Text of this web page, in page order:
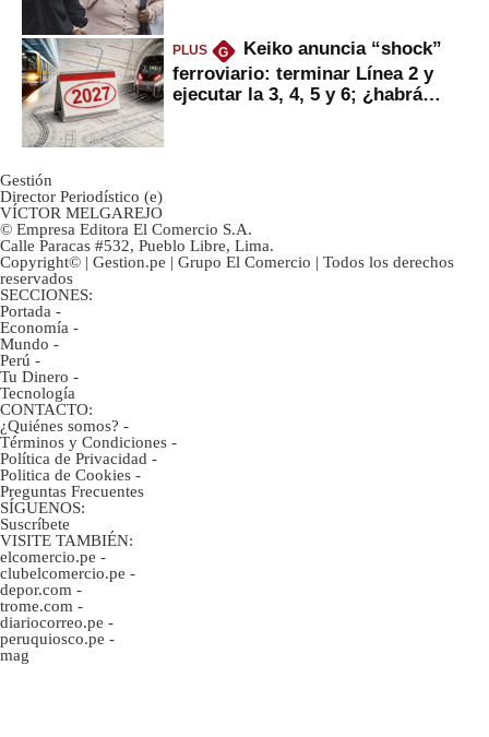
PLUS G
Keiko anuncia “shock”
ferroviario: terminar Línea 2 y
ejecutar la 3, 4, 5 y 6; ¿habrá
Gestión
Director Periodístico (e)
VÍCTOR MELGAREJO
© Empresa Editora El Comercio S.A.
Calle Paracas #532, Pueblo Libre, Lima.
Copyright© | Gestion.pe | Grupo El Comercio | Todos los derechos
reservados
SECCIONES:
Portada -
Economía -
Mundo -
Perú -
Tu Dinero -
Tecnología
CONTACTO:
¿Quiénes somos? -
Términos y Condiciones -
Política de Privacidad -
Politica de Cookies -
Preguntas Frecuentes
SÍGUENOS:
Suscríbete
VISITE TAMBIÉN:
elcomercio.pe -
clubelcomercio.pe -
depor.com -
trome.com -
diariocorreo.pe -
peruquiosco.pe -
mag